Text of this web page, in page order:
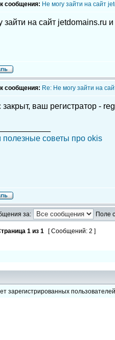
сообщения: Не могу зайти на сайт
зайти на сайт jetdomains.ru
сообщения: Re: Не могу зайти на
ваш регистратор -
полезные советы про okis
за: Поле
1 из 1 [ Сообщений: 2 ]
зарегистрированных пользователей